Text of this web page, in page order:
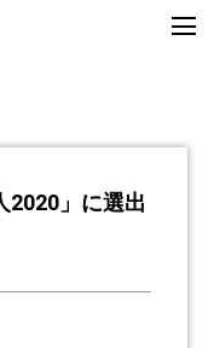
2020」に選出